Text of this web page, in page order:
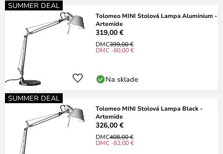
SUMMER DEAL
Tolomeo MINI Stolová Lampa Aluminium -
Artemide
319,00 €
DMC399,00 €
DMC -80,00 €
Na sklade
SUMMER DEAL
Tolomeo MINI Stolová Lampa Black -
Artemide
326,00 €
DMC408,00 €
DMC -82,00 €